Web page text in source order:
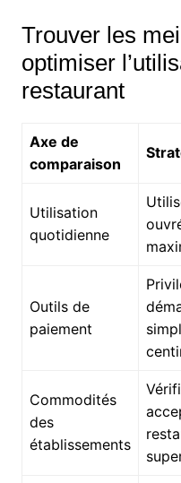
Trouver les
optimiser
restaurant
Axe de
comparaison
Utilisation
quotidienne
Outils de
paiement
Commodités
des
établissements